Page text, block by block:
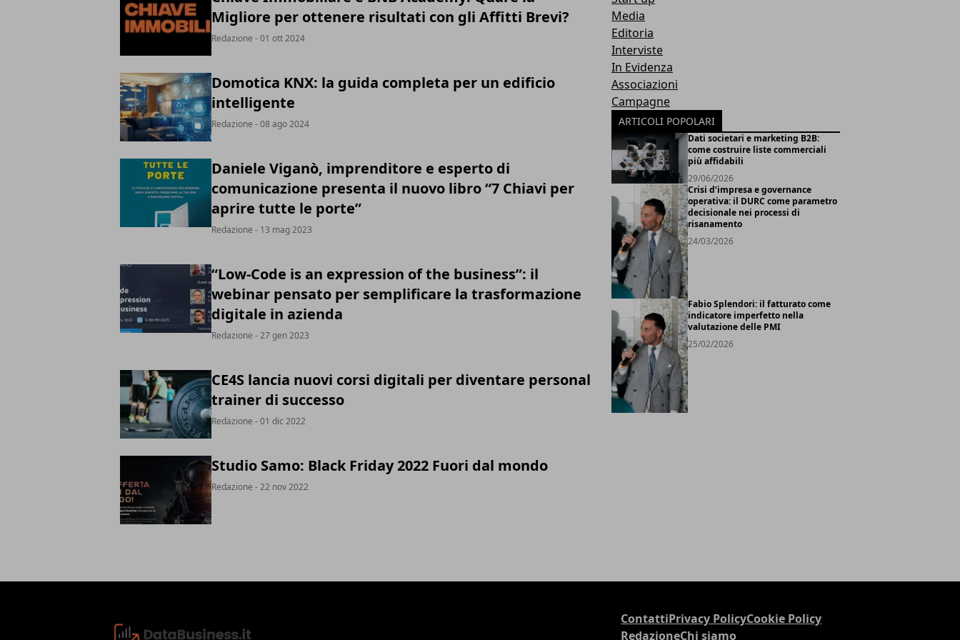
Migliore per ottenere risultati con gli Affitti Brevi?
Redazione - 01 ott 2024
Domotica KNX: la guida completa per un edificio
intelligente
Redazione - 08 ago 2024
Daniele Viganò, imprenditore e esperto di
comunicazione presenta il nuovo libro “7 Chiavi per
aprire tutte le porte”
Redazione - 13 mag 2023
“Low-Code is an expression of the business”: il
webinar pensato per semplificare la trasformazione
digitale in azienda
Redazione - 27 gen 2023
CE4S lancia nuovi corsi digitali per diventare personal
trainer di successo
Redazione - 01 dic 2022
Studio Samo: Black Friday 2022 Fuori dal mondo
Redazione - 22 nov 2022
Media
Editoria
Interviste
In Evidenza
Associazioni
Campagne
ARTICOLI POPOLARI
Dati societari e marketing B2B:
come costruire liste commerciali
più affidabili
29/06/2026
Crisi d’impresa e governance
operativa: il DURC come parametro
decisionale nei processi di
risanamento
24/03/2026
Fabio Splendori: il fatturato come
indicatore imperfetto nella
valutazione delle PMI
25/02/2026
ContattiPrivacy PolicyCookie Policy
RedazioneChi siamo